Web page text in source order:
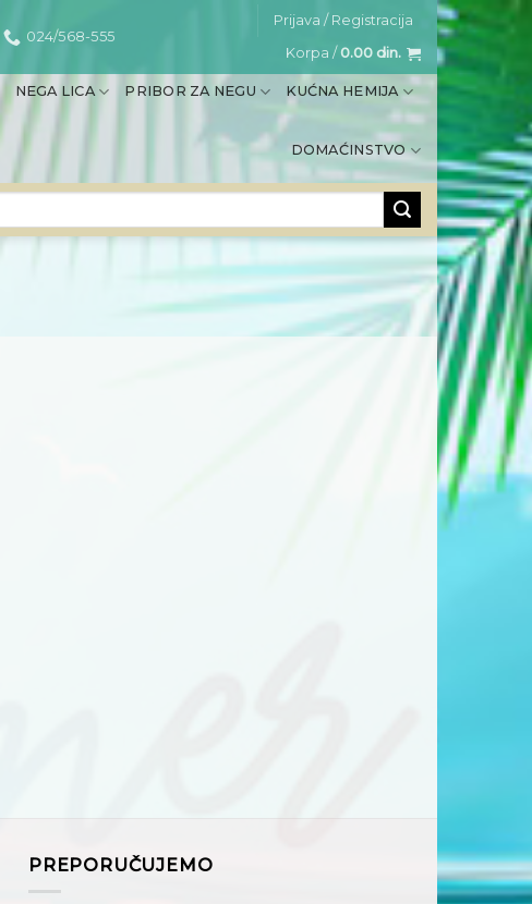
024/568-555
Prijava / Registracija
Korpa /0.00din.
NEGA LICA PRIBOR ZA NEGU KUĆNA HEMIJA
DOMAĆINSTVO
PREPORUČUJEMO